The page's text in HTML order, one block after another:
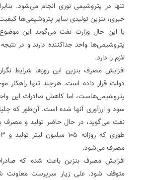
تنها در پتروشیمی نوری انجام می‌شود.
خبری، بنزین تولیدی سایر پتروشیمی‌ها کیفیت
با این حال وزارت نفت می‌گوید این
پتروشیمی‌ها واحد جداکننده دارند و در
لازم را دارد.
افزایش مصرف بنزین این روزها شرایط
دولت قرار داده است. هرچند تنها راهکار
پتروشیمی‌هاست، اما کاهش صادرات این
سود و ارزآوری آنها شده است. آن‌طور که
نفت می‌گوید، در حال حاضر تولید و مصرف
مصرف می‌شود.
افزایش مصرف بنزین باعث شده که
متوقف شود. علی زیار سرپرست معاونت